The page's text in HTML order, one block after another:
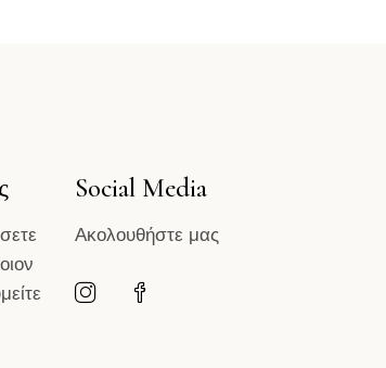
Social Media
Ακολουθήστε μας